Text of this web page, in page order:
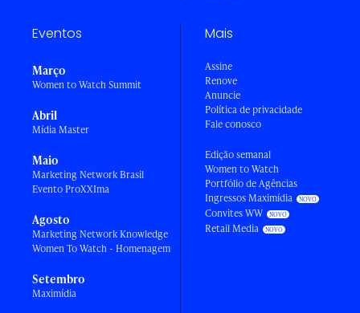
Eventos
Março
Women to Watch Summit
Abril
Mídia Master
Maio
Marketing Network Brasil
Evento ProXXIma
Agosto
Marketing Network Knowledge
Women To Watch - Homenagem
Setembro
Maximídia
Mais
Assine
Renove
Anuncie
Política de privacidade
Fale conosco
Edição semanal
Women to Watch
Portfólio de Agências
Ingressos Maximídia
Convites WW
Retail Media